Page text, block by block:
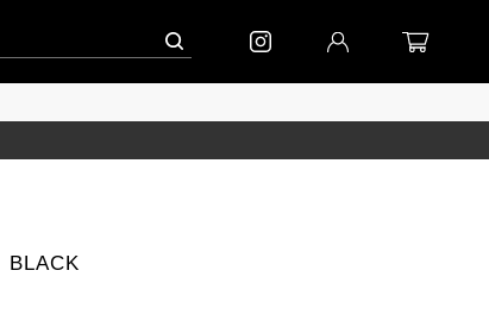
到着｜2026AW「シフォンニット」 到着｜2026AW「マガジン」
BLACK